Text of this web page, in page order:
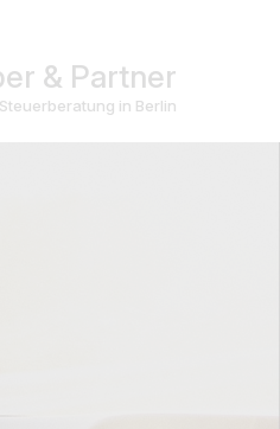
& Partner
Steuerberatung in Berlin